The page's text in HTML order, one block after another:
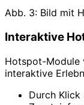
Abb. 3: Bild mit
Interaktive
Hotspot-Module
interaktive
Durch